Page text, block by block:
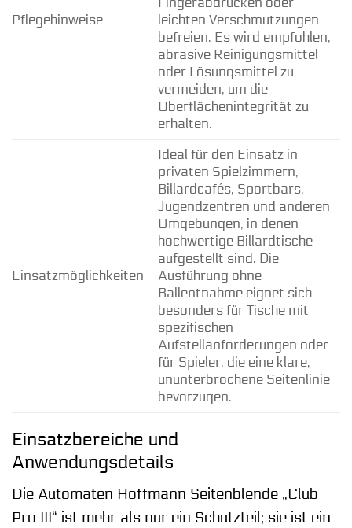
Pflegehinweise
leichten Verschmutzungen
befreien. Es wird empfohlen,
abrasive Reinigungsmittel
oder Lösungsmittel zu
vermeiden, um die
Oberflächenintegrität zu
erhalten.
Einsatzmöglichkeiten
Ideal für den Einsatz in
privaten Spielzimmern,
Billardcafés, Sportbars,
Jugendzentren und anderen
Umgebungen, in denen
hochwertige Billardtische
aufgestellt sind. Die
Ausführung ohne
Ballentnahme eignet sich
besonders für Tische mit
spezifischen
Aufstellanforderungen oder
für Spieler, die eine klare,
ununterbrochene Seitenlinie
bevorzugen.
Einsatzbereiche und
Anwendungsdetails
Die Automaten Hoffmann Seitenblende „Club
Pro III“ ist mehr als nur ein Schutzteil; sie ist ein